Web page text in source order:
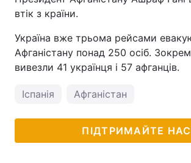
втік з країни.
Україна вже трьома рейсами
Афганістану понад 250 осіб.
вивезли 41 українця і 57 афганців.
Іспанія Афганістан
ПІДТРИМАЙТЕ НАС